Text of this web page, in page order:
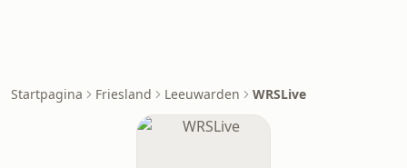
Startpagina Friesland Leeuwarden WRSLive